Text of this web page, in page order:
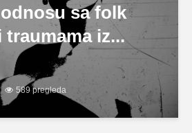
sa folk
traumama iz...
589 pregleda